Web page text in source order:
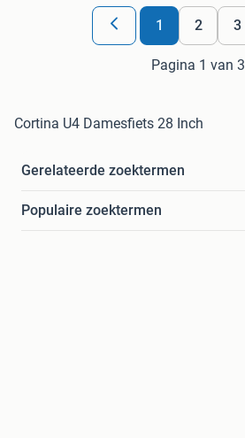
1 2 3
Pagina 1 van 3
Cortina U4 Damesfiets 28 Inch
Gerelateerde zoektermen
Populaire zoektermen